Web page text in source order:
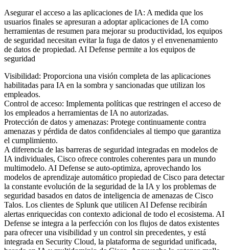
Asegurar el acceso a las aplicaciones de IA: A medida que los
usuarios finales se apresuran a adoptar aplicaciones de IA como
herramientas de resumen para mejorar su productividad, los equipos
de seguridad necesitan evitar la fuga de datos y el envenenamiento
de datos de propiedad. AI Defense permite a los equipos de
seguridad
Visibilidad: Proporciona una visión completa de las aplicaciones
habilitadas para IA en la sombra y sancionadas que utilizan los
empleados.
Control de acceso: Implementa políticas que restringen el acceso de
los empleados a herramientas de IA no autorizadas.
Protección de datos y amenazas: Protege continuamente contra
amenazas y pérdida de datos confidenciales al tiempo que garantiza
el cumplimiento.
A diferencia de las barreras de seguridad integradas en modelos de
IA individuales, Cisco ofrece controles coherentes para un mundo
multimodelo. AI Defense se auto-optimiza, aprovechando los
modelos de aprendizaje automático propiedad de Cisco para detectar
la constante evolución de la seguridad de la IA y los problemas de
seguridad basados en datos de inteligencia de amenazas de Cisco
Talos. Los clientes de Splunk que utilicen AI Defense recibirán
alertas enriquecidas con contexto adicional de todo el ecosistema. AI
Defense se integra a la perfección con los flujos de datos existentes
para ofrecer una visibilidad y un control sin precedentes, y está
integrada en Security Cloud, la plataforma de seguridad unificada,